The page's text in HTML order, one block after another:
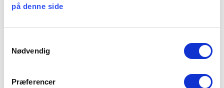
på denne side
Nødvendig
Præferencer
Vil du vide mere?
pfa.dk/companies/ddp-doks/. På mitpfa.dk kan
din opsparing. Hvis du har spørgsmål, er du
Rådgivningscenter på 70 80 88 70.